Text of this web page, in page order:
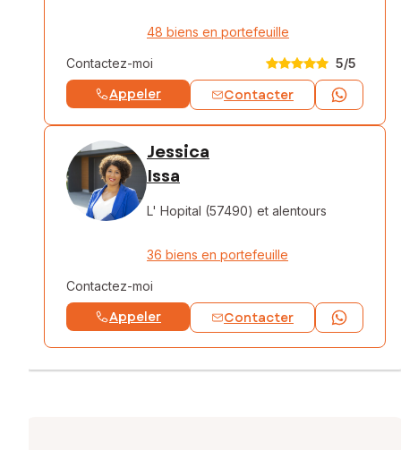
48 biens en portefeuille
Contactez-moi 5/5
Appeler Contacter
Jessica
Issa
L' Hopital (57490) et alentours
36 biens en portefeuille
Contactez-moi
Appeler Contacter